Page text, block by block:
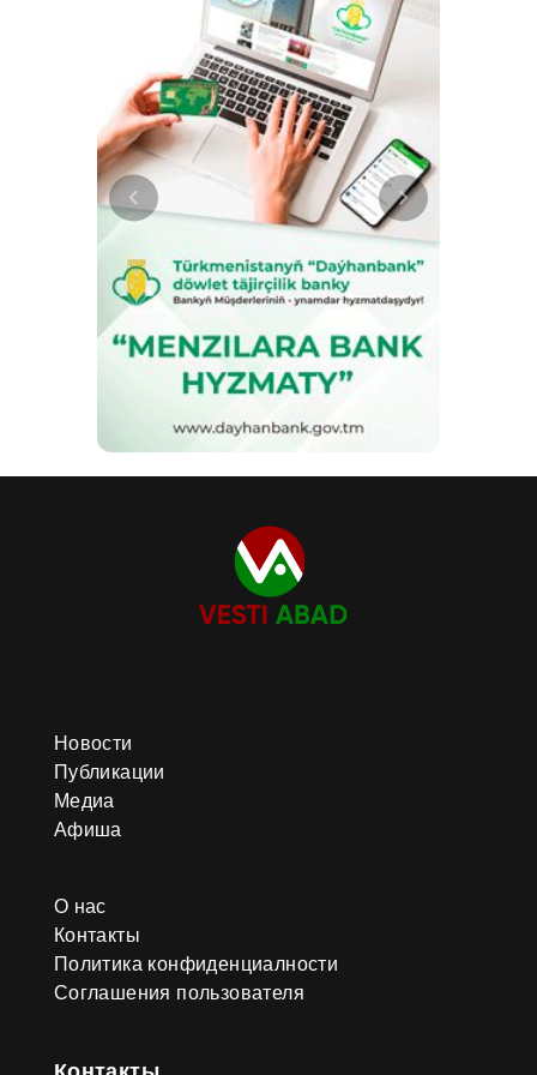
Новости
Публикации
Медиа
Афиша
О нас
Контакты
Политика конфиденциалности
Соглашения пользователя